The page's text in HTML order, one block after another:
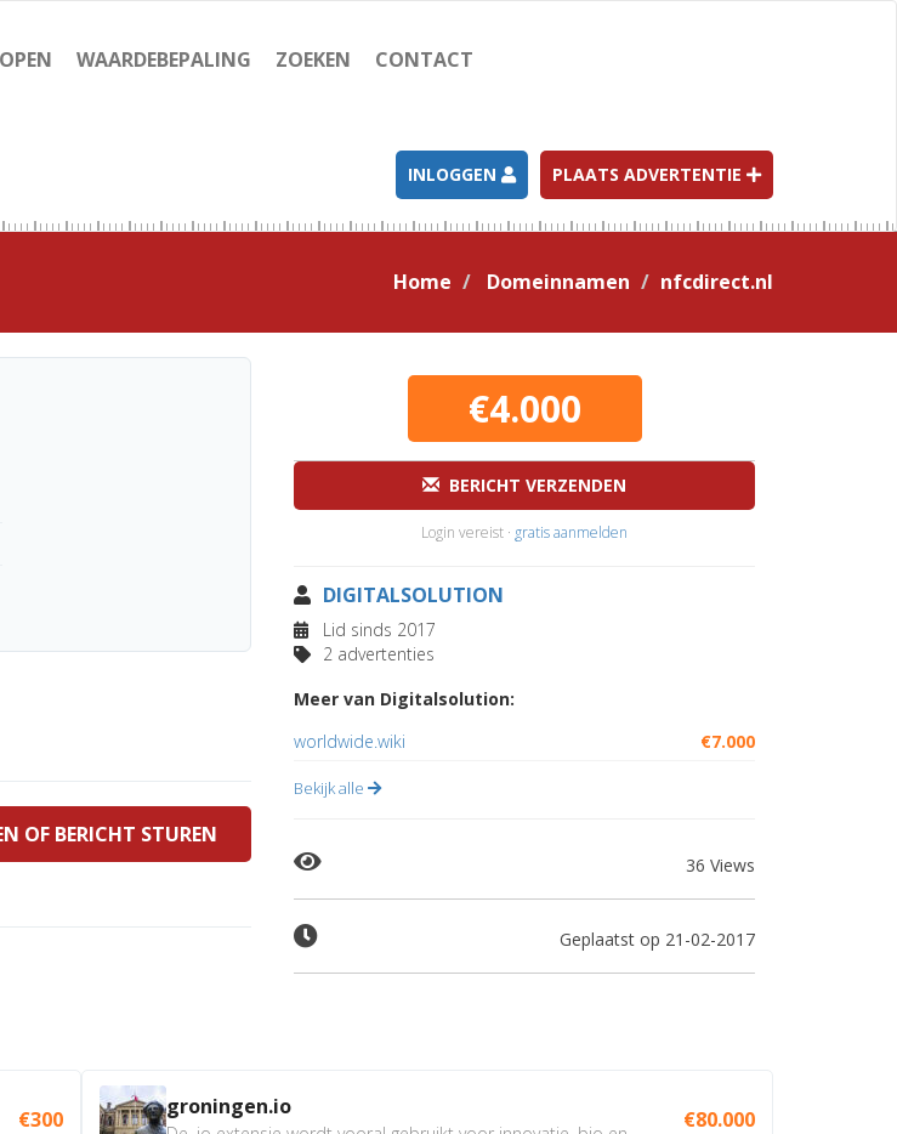
WAARDEBEPALING ZOEKEN CONTACT
INLOGGEN PLAATS ADVERTENTIE
Home Domeinnamen nfcdirect.nl
OF BERICHT STUREN
€4.000
BERICHT VERZENDEN
Login vereist · gratis aanmelden
DIGITALSOLUTION
Lid sinds 2017
2 advertenties
Meer van Digitalsolution:
worldwide.wiki
€7.000
Bekijk alle
36 Views
Geplaatst op 21-02-2017
€300 groningen.io €80.000